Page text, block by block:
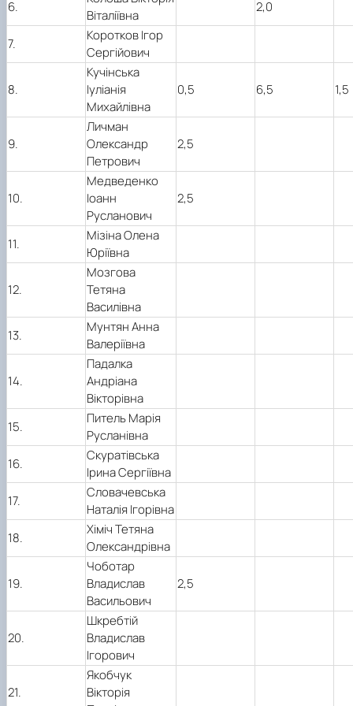
6.
Віталіївна
2,0
7.
Коротков Ігор
Сергійович
8.
Кучінська
Іуліанія
Михайлівна
0,5 6,5 1,5
9.
Личман
Олександр
Петрович
2,5
10.
Медведенко
Іоанн
Русланович
2,5
11.
Мізіна Олена
Юріївна
12.
Мозгова
Тетяна
Василівна
13.
Мунтян Анна
Валеріївна
14.
Падалка
Андріана
Вікторівна
15.
Питель Марія
Русланівна
16.
Скуратівська
Ірина Сергіївна
17.
Словачевська
Наталія Ігорівна
18.
Хіміч Тетяна
Олександрівна
19.
Чоботар
Владислав
Васильович
2,5
20.
Шкребтій
Владислав
Ігорович
21.
Якобчук
Вікторія